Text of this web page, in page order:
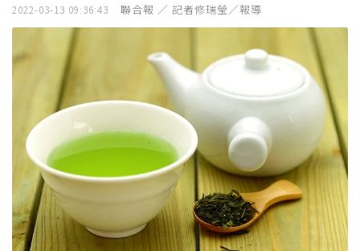
2022-03-13 09:36:43 聯合報 ／ 記者修瑞瑩／報導